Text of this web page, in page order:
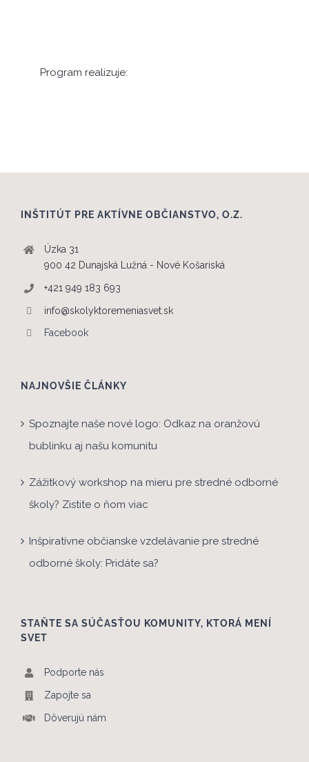
Program realizuje:
INŠTITÚT PRE AKTÍVNE OBČIANSTVO, O.Z.
Úzka 31
900 42 Dunajská Lužná - Nové Košariská
+421 949 183 693
info@skolyktoremeniasvet.sk
Facebook
NAJNOVŠIE ČLÁNKY
Spoznajte naše nové logo: Odkaz na oranžovú
bublinku aj našu komunitu
Zážitkový workshop na mieru pre stredné odborné
školy? Zistite o ňom viac
Inšpiratívne občianske vzdelávanie pre stredné
odborné školy: Pridáte sa?
STAŇTE SA SÚČASŤOU KOMUNITY, KTORÁ MENÍ
SVET
Podporte nás
Zapojte sa
Dôverujú nám